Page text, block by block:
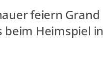
feiern Grand
beim Heimspiel in